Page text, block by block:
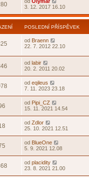
3. 12. 2017 16.10
POSLEDNÍ PŘÍSPĚVEK
od Braenn
22. 7. 2012 22.10
od labir
20. 2. 2011 20.02
od eqileus
7. 11. 2023 23.18
od Pipi_CZ
15. 11. 2021 14.54
od Zdlor
25. 10. 2021 12.51
od BlueOne
5. 9. 2021 12.08
od placidity
23. 8. 2021 21.00